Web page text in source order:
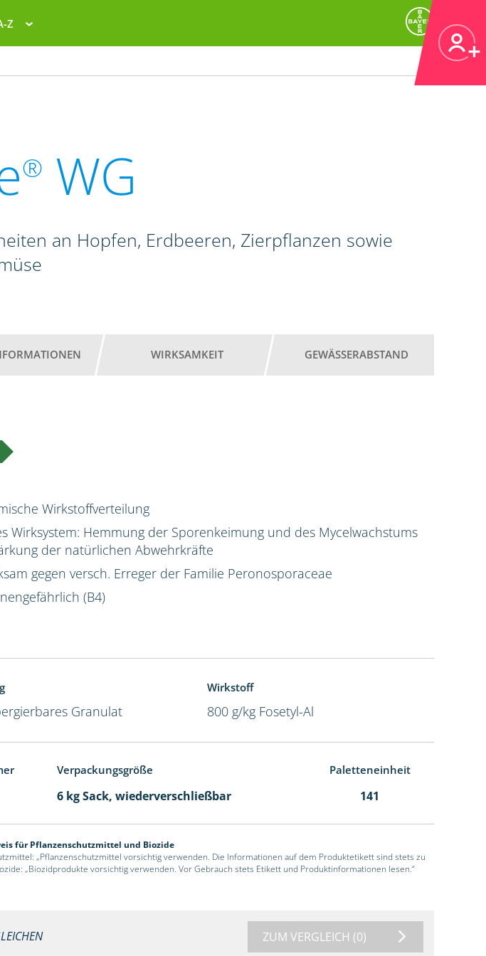
Z
® WG
an Hopfen, Erdbeeren, Zierpflanzen sowie
WIRKSAMKEIT GEWÄSSERABSTAND
Wirkstoffverteilung
Wirksystem: Hemmung der Sporenkeimung und des Mycelwachstums
der natürlichen Abwehrkräfte
gegen versch. Erreger der Familie Peronosporaceae
(B4)
Granulat
Wirkstoff
800 g/kg Fosetyl-Al
Verpackungsgröße Paletteneinheit
6 kg Sack, wiederverschließbar 141
für Pflanzenschutzmittel und Biozide
„Pflanzenschutzmittel vorsichtig verwenden. Die Informationen auf dem Produktetikett sind stets zu
„Biozidprodukte vorsichtig verwenden. Vor Gebrauch stets Etikett und Produktinformationen lesen.“
ZUM VERGLEICH (0)